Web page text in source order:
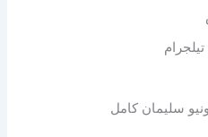
سليمان كامل